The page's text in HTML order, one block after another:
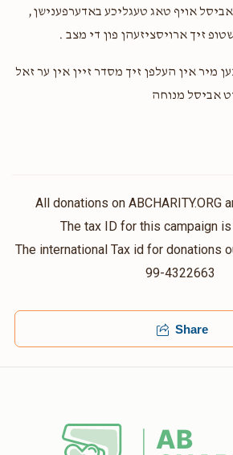
אויף טאג טעגליכע באדערפענישן,
זיך ארויסציזעהן פון די מצב .
מיר אין העלפן זיך מסדר זיין אין ער זאל
אביסל מנוחה
All donations on ABCHARITY.ORG
The tax ID for this campaign
The international Tax id for donations
99-4322663
Share